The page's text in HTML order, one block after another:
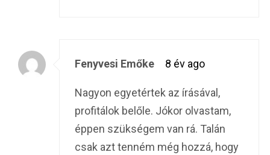
Fenyvesi Emőke 8 év ago
Nagyon egyetértek az írásával,
profitálok belőle. Jókor olvastam,
éppen szükségem van rá. Talán
csak azt tenném még hozzá, hogy